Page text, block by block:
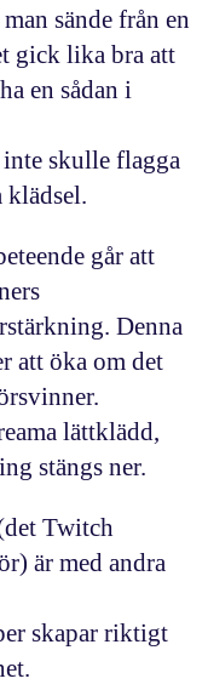
sände från en
gick lika bra att
en sådan i
skulle flagga
klädsel.
går att
Denna
att öka om det
lättklädd,
stängs ner.
Twitch
är med andra
skapar riktigt